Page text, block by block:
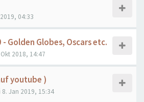
04:33
Golden Globes, Oscars etc.
2018, 14:47
youtube )
8. Jan 2019, 15:34